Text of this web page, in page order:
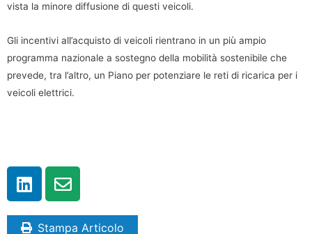
vista la minore diffusione di questi veicoli.
Gli incentivi all’acquisto di veicoli rientrano in un più ampio
programma nazionale a sostegno della mobilità sostenibile che
prevede, tra l’altro, un Piano per potenziare le reti di ricarica per i
veicoli elettrici.
Stampa Articolo